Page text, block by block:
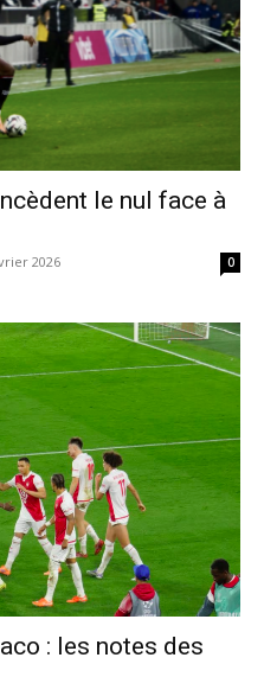
le nul face à
2026 0
: les notes des